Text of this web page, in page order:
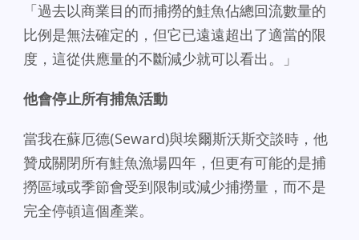
「過去以商業目的而捕撈的鮭魚佔總回流數量的
比例是無法確定的，但它已遠遠超出了適當的限
度，這從供應量的不斷減少就可以看出。」
他會停止所有捕魚活動
當我在蘇厄德(Seward)與埃爾斯沃斯交談時，他
贊成關閉所有鮭魚漁場四年，但更有可能的是捕
撈區域或季節會受到限制或減少捕撈量，而不是
完全停頓這個產業。